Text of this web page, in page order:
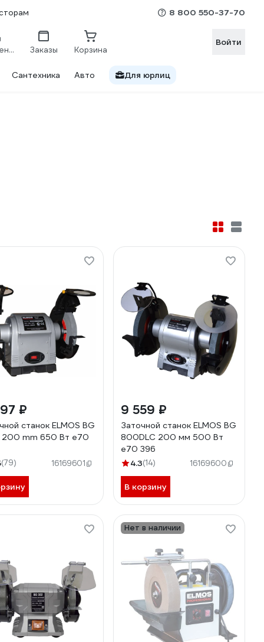
8 800 550-37-70
Сравнение Заказы Корзина
Войти
Сантехника Авто Для юрлиц
₽
станок ELMOS BG
mm 650 Вт e70
(79) 16169601
9 559 ₽
Заточной станок ELMOS BG
800DLC 200 мм 500 Вт
e70 396
4.3(14) 16169600
В корзину
Нет в наличии